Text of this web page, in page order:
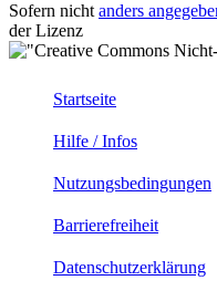
Sofern nichtanders
der Lizenz
Startseite
Hilfe / Infos
Nutzungsbedingungen
Barrierefreiheit
Datenschutzerklärung